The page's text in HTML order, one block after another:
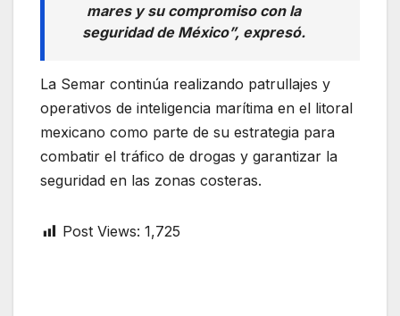
mares y su compromiso con la
seguridad de México”, expresó.
La Semar continúa realizando patrullajes y
operativos de inteligencia marítima en el litoral
mexicano como parte de su estrategia para
combatir el tráfico de drogas y garantizar la
seguridad en las zonas costeras.
Post Views: 1,725